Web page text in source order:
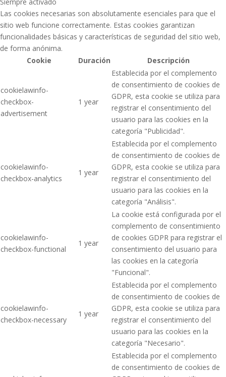
Las cookies necesarias son absolutamente esenciales para que el
sitio web funcione correctamente. Estas cookies garantizan
funcionalidades básicas y características de seguridad del sitio web,
de forma anónima.
Cookie
Duración Descripción
cookielawinfo-
checkbox-
advertisement
1 year
Establecida por el complemento
de consentimiento de cookies de
GDPR, esta cookie se utiliza para
registrar el consentimiento del
usuario para las cookies en la
categoría "Publicidad".
cookielawinfo-
checkbox-analytics
1 year
Establecida por el complemento
de consentimiento de cookies de
GDPR, esta cookie se utiliza para
registrar el consentimiento del
usuario para las cookies en la
categoría "Análisis".
cookielawinfo-
checkbox-functional
1 year
La cookie está configurada por el
complemento de consentimiento
de cookies GDPR para registrar el
consentimiento del usuario para
las cookies en la categoría
"Funcional".
cookielawinfo-
checkbox-necessary
1 year
Establecida por el complemento
de consentimiento de cookies de
GDPR, esta cookie se utiliza para
registrar el consentimiento del
usuario para las cookies en la
categoría "Necesario".
Establecida por el complemento
de consentimiento de cookies de